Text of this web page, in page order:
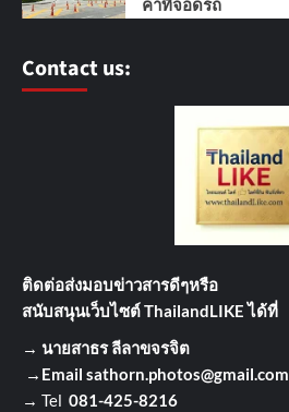
ค่าที่จอดรถ
Contact us:
ติดต่อส่งมอบข่าวสารดีๆหรือ
สนับสนุนเว็บไซต์ ThailandLIKE ได้ที่
→ นายสาธร ลีลาขจรจิต
→Email sathorn.photos@gmail.com
→ Tel 081-425-8216